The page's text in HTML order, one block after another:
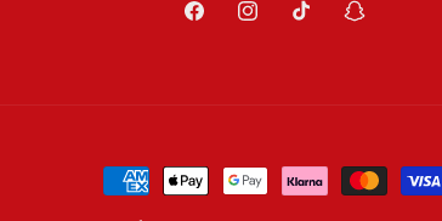
FacebookInstagramTikTok Snapchat
Betalingsmåter